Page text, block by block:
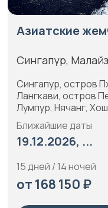
Азиатские
Сингапур,
Сингапур, остров
Лангкави, остров
Лумпур, Нячанг,
Ближайшие даты
19.12.2026, ...
15 дней / 14 ночей
от 168 150 ₽